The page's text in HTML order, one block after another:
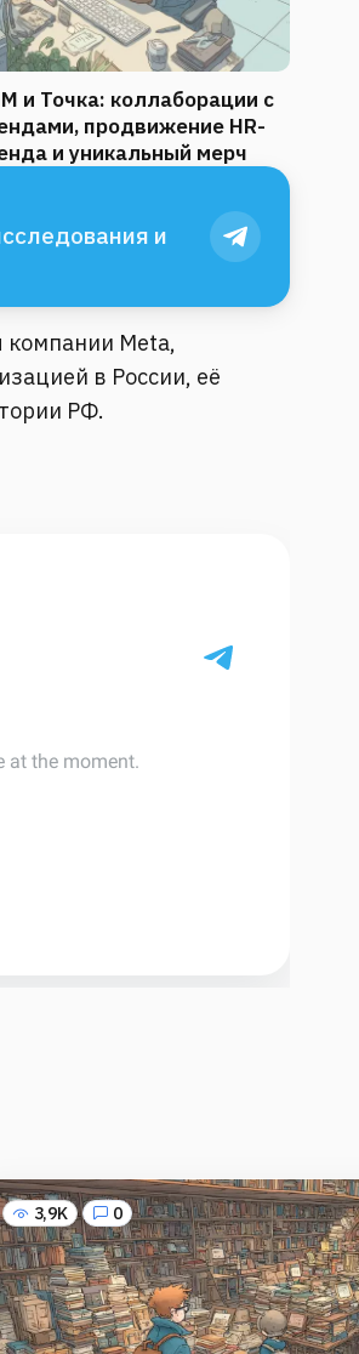
и Точка: коллаборации с
продвижение HR-
и уникальный мерч
и
Meta,
в России, её
РФ.
3,9K 0